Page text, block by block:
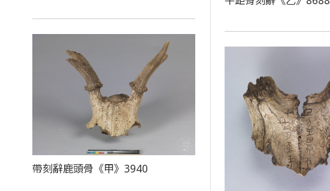
帶刻辭鹿頭骨《甲》3940